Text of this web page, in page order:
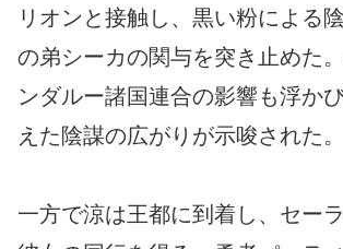
リオンと接触し、黒い粉による
の弟シーカの関与を突き止めた
ンダルー諸国連合の影響も浮か
えた陰謀の広がりが示唆された。
一方で涼は王都に到着し、セー